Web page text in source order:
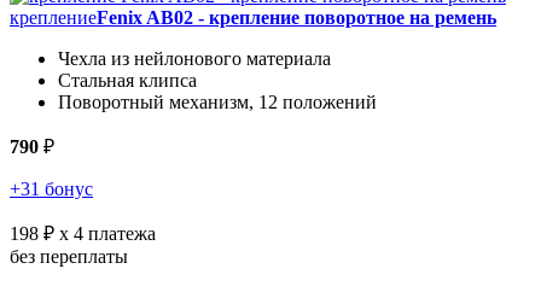
креплениеFenix AB02 - крепление поворотное на ремень
Чехла из нейлонового материала
Стальная клипса
Поворотный механизм, 12 положений
790 ₽
+31 бонус
198 ₽ x 4 платежа
без переплаты